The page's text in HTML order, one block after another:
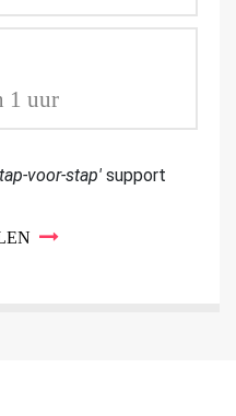
1 uur
voor-stap' support